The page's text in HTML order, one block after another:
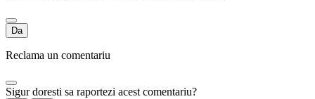
Da
Reclama un comentariu
Sigur doresti sa raportezi acest comentariu?